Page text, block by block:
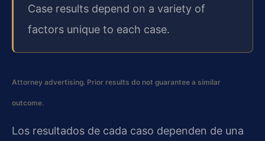
Case results depend on a variety of
factors unique to each case.
Attorney advertising. Prior results do not guarantee a similar
outcome.
Los resultados de cada caso dependen de una